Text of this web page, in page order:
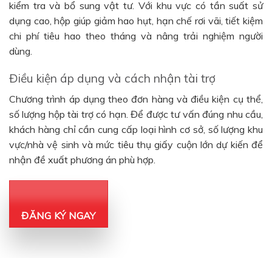
kiểm tra và bổ sung vật tư. Với khu vực có tần suất sử
dụng cao, hộp giúp giảm hao hụt, hạn chế rơi vãi, tiết kiệm
chi phí tiêu hao theo tháng và nâng trải nghiệm người
dùng.
Điều kiện áp dụng và cách nhận tài trợ
Chương trình áp dụng theo đơn hàng và điều kiện cụ thể,
số lượng hộp tài trợ có hạn. Để được tư vấn đúng nhu cầu,
khách hàng chỉ cần cung cấp loại hình cơ sở, số lượng khu
vực/nhà vệ sinh và mức tiêu thụ giấy cuộn lớn dự kiến để
nhận đề xuất phương án phù hợp.
ĐĂNG KÝ NGAY